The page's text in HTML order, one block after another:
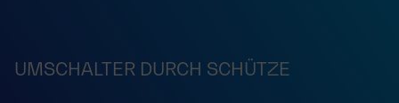
UMSCHALTER DURCH SCHÜTZE